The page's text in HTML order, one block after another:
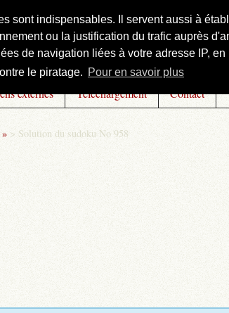
sont indispensables. Il servent aussi à
ou la justification du trafic auprès
de navigation liées à votre adresse IP,
le piratage. Pour en savoir plus
externes Téléchargement Contact
> Solution du sudoku No 958